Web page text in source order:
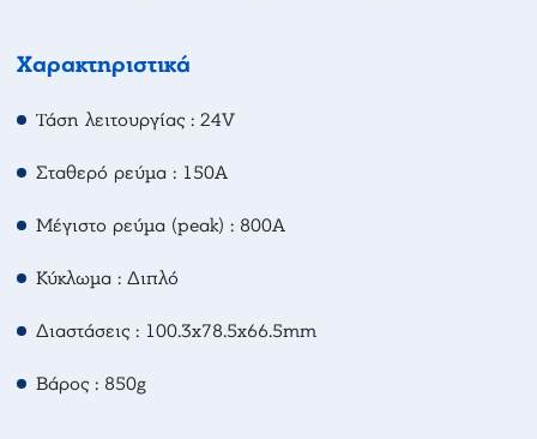
Χαρακτηριστικά
Τάση λειτουργίας : 24V
Σταθερό ρεύμα : 150A
Μέγιστο ρεύμα (peak) : 800A
Κύκλωμα : Διπλό
Διαστάσεις : 100.3x78.5x66.5mm
Βάρος : 850g